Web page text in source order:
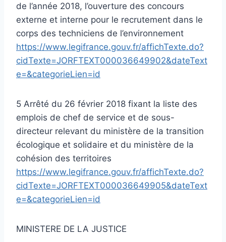
de l’année 2018, l’ouverture des concours
externe et interne pour le recrutement dans le
corps des techniciens de l’environnement
https://www.legifrance.gouv.fr/affichTexte.do?
cidTexte=JORFTEXT000036649902&dateText
e=&categorieLien=id
5 Arrêté du 26 février 2018 fixant la liste des
emplois de chef de service et de sous-
directeur relevant du ministère de la transition
écologique et solidaire et du ministère de la
cohésion des territoires
https://www.legifrance.gouv.fr/affichTexte.do?
cidTexte=JORFTEXT000036649905&dateText
e=&categorieLien=id
MINISTERE DE LA JUSTICE